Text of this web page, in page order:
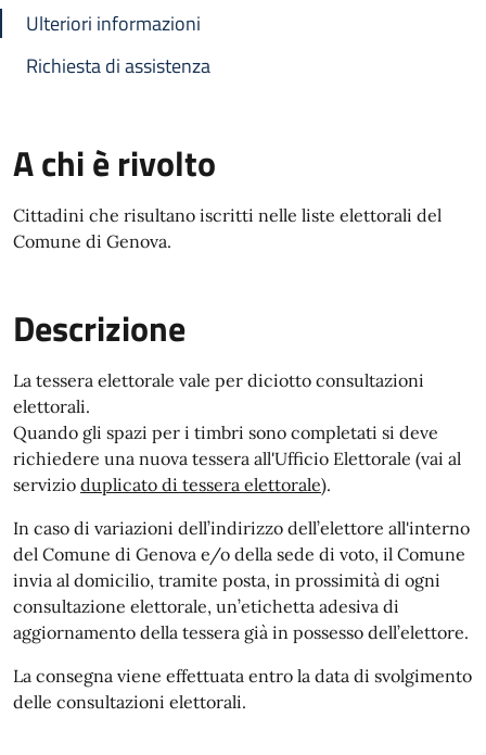
Ulteriori informazioni
Richiesta di assistenza
A chi è rivolto
Cittadini che risultano iscritti nelle liste elettorali del
Comune di Genova.
Descrizione
La tessera elettorale vale per diciotto consultazioni
elettorali.
Quando gli spazi per i timbri sono completati si deve
richiedere una nuova tessera all'Ufficio Elettorale (vai al
servizio duplicato di tessera elettorale).
In caso di variazioni dell’indirizzo dell’elettore all'interno
del Comune di Genova e/o della sede di voto, il Comune
invia al domicilio, tramite posta, in prossimità di ogni
consultazione elettorale, un’etichetta adesiva di
aggiornamento della tessera già in possesso dell’elettore.
La consegna viene effettuata entro la data di svolgimento
delle consultazioni elettorali.